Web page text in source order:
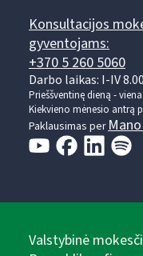
Konsultacijos
gyventojams:
+370 5 260 5060
Darbo laikas: I-IV
Prieššventinę dieną -
Kiekvieno mėnesio antrą
Paklausimas per
Valstybinė